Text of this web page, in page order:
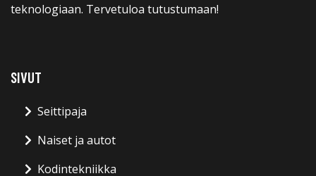
teknologiaan. Tervetuloa tutustumaan!
SIVUT
Seittipaja
Naiset ja autot
Kodintekniikka